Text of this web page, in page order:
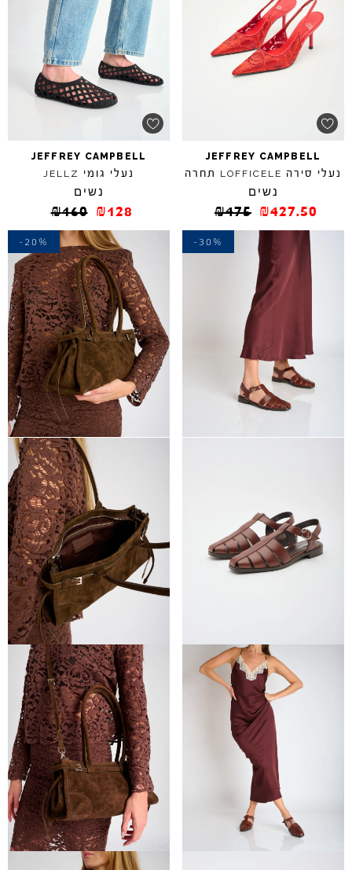
JEFFREY CAMPBELL
נעלי סירה LOFFICELE תחרה
נשים
₪475 ₪427.50
JEFFREY CAMPBELL
נעלי גומי JELLZ
נשים
₪160 ₪128
-30%
-20%